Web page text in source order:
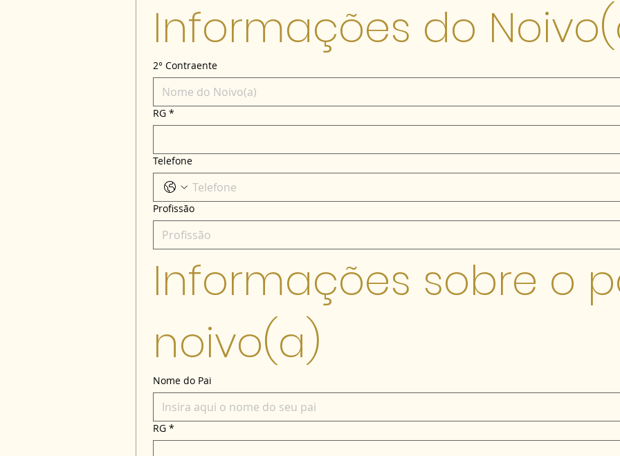
Informações do
2° Contraente
RG *
Telefone
Profissão
Informações sobre o
noivo(a)
Nome do Pai
RG *